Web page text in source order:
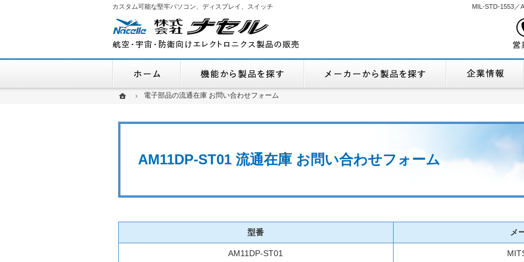
ホーム電子部品の流通在庫 お問い合わせフォーム
AM11DP-ST01 流通在庫 お問い合わせフォーム
MIL-STD-1553／
カスタム可能な堅牢パソコン、ディスプレイ、スイッチ
型番 メ
AM11DP-ST01
ホーム電子部品の流通在庫 お問い合わせフォーム